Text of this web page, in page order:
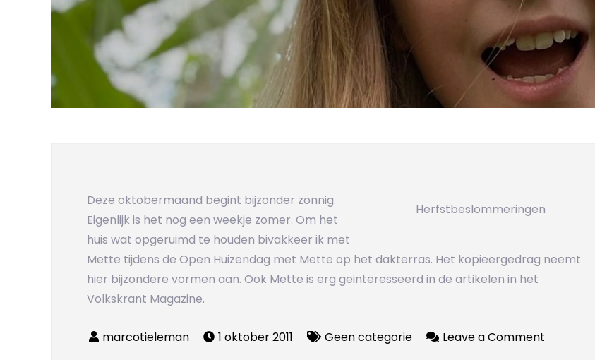
Herfstbeslommeringen
Deze oktobermaand begint bijzonder zonnig.
Eigenlijk is het nog een weekje zomer. Om het
huis wat opgeruimd te houden bivakkeer ik met
Mette tijdens de Open Huizendag met Mette op het dakterras. Het kopieergedrag neemt
hier bijzondere vormen aan. Ook Mette is erg geinteresseerd in de artikelen in het
Volkskrant Magazine.
1 oktober 2011 Geen categorie Leave a Comment